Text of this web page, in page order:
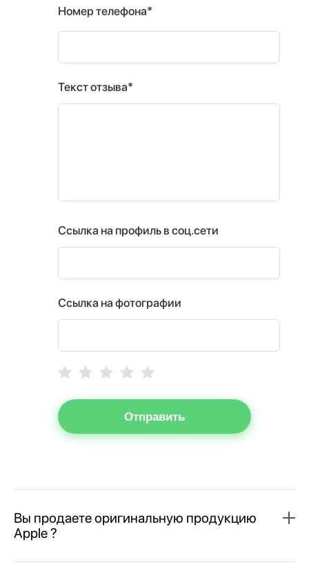
Номер телефона*
Текст отзыва*
Ссылка на профиль в соц.сети
Ссылка на фотографии
Отправить
Вы продаете оригинальную продукцию
Apple ?